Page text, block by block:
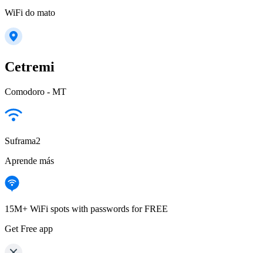
WiFi do mato
Cetremi
Comodoro - MT
Suframa2
Aprende más
15M+ WiFi spots with passwords for FREE
Get Free app